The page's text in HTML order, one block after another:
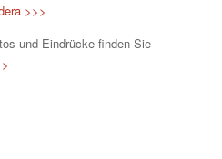
>>>
und Eindrücke finden Sie